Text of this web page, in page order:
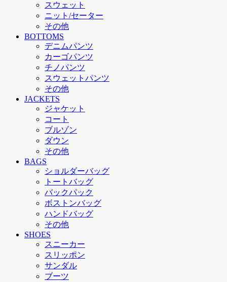
スウェット
ニット/セーター
その他
BOTTOMS
デニムパンツ
カーゴパンツ
チノパンツ
スウェットパンツ
その他
JACKETS
ジャケット
コート
ブルゾン
ダウン
その他
BAGS
ショルダーバッグ
トートバッグ
バックパック
ボストンバッグ
ハンドバッグ
その他
SHOES
スニーカー
スリッポン
サンダル
ブーツ